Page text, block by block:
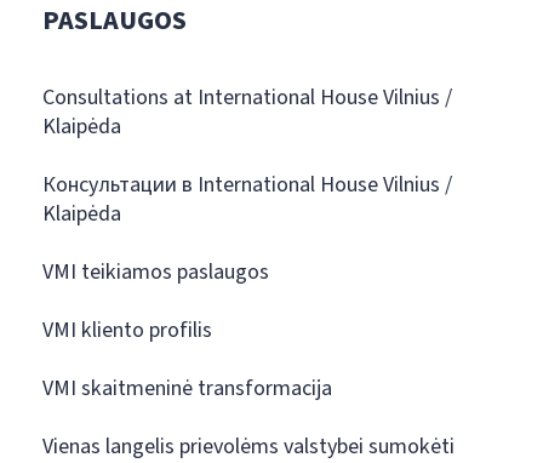
PASLAUGOS
Consultations at International House Vilnius /
Klaipėda
Консультации в International House Vilnius /
Klaipėda
VMI teikiamos paslaugos
VMI kliento profilis
VMI skaitmeninė transformacija
Vienas langelis prievolėms valstybei sumokėti